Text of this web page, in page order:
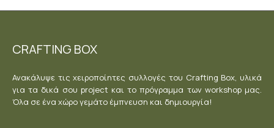
CRAFTING BOX
Ανακάλυψε τις χειροποίητες συλλογές του Crafting Box, υλικά
για τα δικά σου project και το πρόγραμμα των workshop μας.
Όλα σε ένα χώρο γεμάτο έμπνευση και δημιουργία!